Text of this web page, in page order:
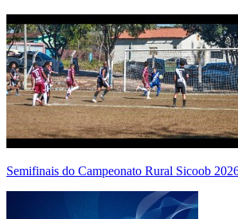
Semifinais do Campeonato Rural Sicoob